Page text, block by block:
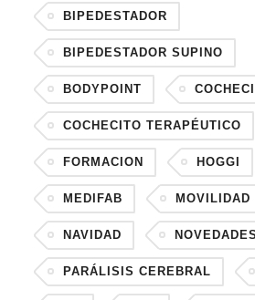
BIPEDESTADOR
BIPEDESTADOR SUPINO
BODYPOINT
COCHECITO TERAPÉUTICO
FORMACION HOGGI
MEDIFAB MOVILIDAD
NAVIDAD NOVEDADES
PARÁLISIS CEREBRAL